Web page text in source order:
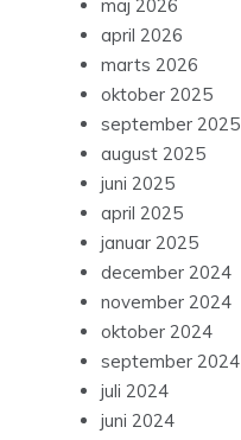
maj 2026
april 2026
marts 2026
oktober 2025
september 2025
august 2025
juni 2025
april 2025
januar 2025
december 2024
november 2024
oktober 2024
september 2024
juli 2024
juni 2024